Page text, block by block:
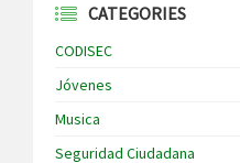
CATEGORIES
CODISEC
Jóvenes
Musica
Seguridad Ciudadana